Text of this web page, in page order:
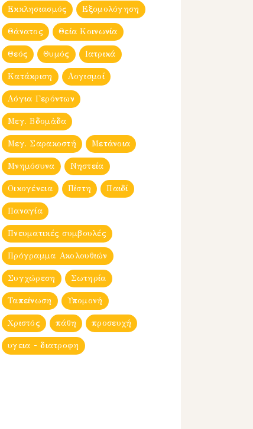
Εκκλησιασμός Εξομολόγηση
Θάνατος Θεία Κοινωνία
Θεός Θυμός Ιατρικά
Κατάκριση Λογισμοί
Λόγια Γερόντων
Μεγ. Βδομἀδα
Μεγ. Σαρακοστή Μετάνοια
Μνημόσυνα Νηστεία
Οικογένεια Πίστη Παιδί
Παναγία
Πνευματικές συμβουλές
Πρόγραμμα Ακολουθιών
Συγχώρεση Σωτηρία
Ταπείνωση Υπομονή
Χριστός πάθη προσευχή
υγεια - διατροφη